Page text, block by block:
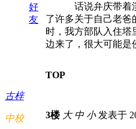
好
友
话说弁庆带着
了许多关于自己老爸
时，我方部队入住塔
边来了，很大可能是
TOP
古梓
中校 3楼 大 中 小发表于